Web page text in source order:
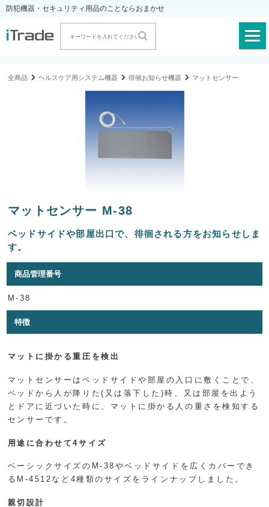
防犯機器・セキュリティ用品のことならおまかせ
全商品 ヘルスケア用システム機器 徘徊お知らせ機器 マットセンサー
マットセンサー M-38
ベッドサイドや部屋出口で、徘徊される方をお知らせしま
す。
商品管理番号
M-38
特徴
マットに掛かる重圧を検出
マットセンサーはベッドサイドや部屋の入口に敷くことで、
ベッドから人が降りた(又は落下した)時、又は部屋を出よう
とドアに近づいた時に、マットに掛かる人の重さを検知する
センサーです。
用途に合わせて4サイズ
ベーシックサイズのM-38やベッドサイドを広くカバーでき
るM-4512など4種類のサイズをラインナップしました。
親切設計